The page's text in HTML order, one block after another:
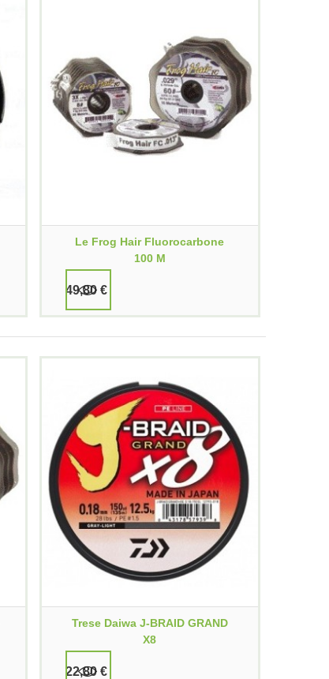
Le Frog Hair Fluorocarbone
100 M
49,80 €
Trese Daiwa J-BRAID GRAND
X8
22,80 €